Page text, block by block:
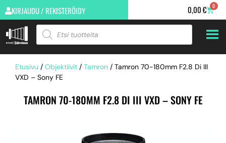
KIRJAUDU / REKISTERÖIDY 0,00€ 0
Etusivu / Objektiivit / Tamron / Tamron 70-180mm F2.8 Di III
VXD – Sony FE
TAMRON 70-180MM F2.8 DI III VXD – SONY FE